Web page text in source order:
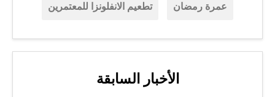
تطعيم الانفلونزا للمعتمرين عمرة رمضان
الأخبار السابقة